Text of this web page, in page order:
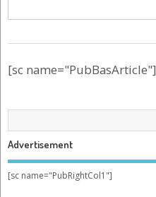
[sc name="PubBasArticle"]
Advertisement
[sc name="PubRightCol1"]